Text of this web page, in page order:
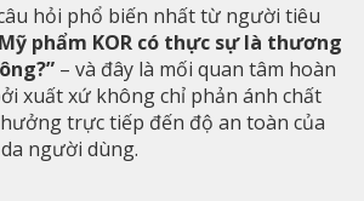
hỏi phổ biến nhất từ người tiêu
phẩm KOR có thực sự là thương
– và đây là mối quan tâm hoàn
xuất xứ không chỉ phản ánh chất
trực tiếp đến độ an toàn của
người dùng.